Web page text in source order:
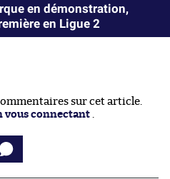
en démonstration,
en Ligue 2
sur cet article.
vous connectant